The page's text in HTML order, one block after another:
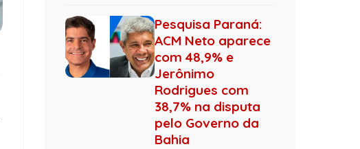
Pesquisa Paraná:
ACM Neto aparece
com 48,9% e
Jerônimo
Rodrigues com
38,7% na disputa
pelo Governo da
Bahia